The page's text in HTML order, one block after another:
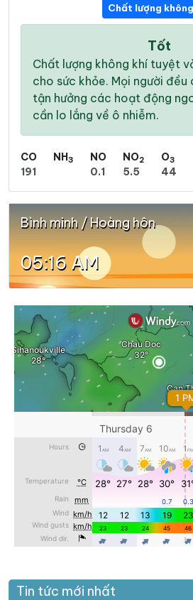
Chất lượng
Tốt
Chất lượng không khí tuyệt
cho sức khỏe. Mọi người
tận hưởng các hoạt động
cần lo lắng về ô nhiễm.
CO
191
NH3
NO
0.1
NO2
5.5
O3
44
Bình minh / Hoàng hôn
05:16 AM
Tin tức mới nhất